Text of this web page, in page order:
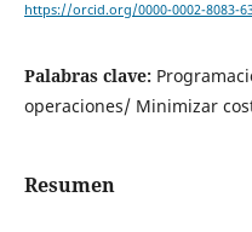
https://orcid.org/0000-0002-8083-
Palabras clave:
operaciones/ Minimizar
Resumen